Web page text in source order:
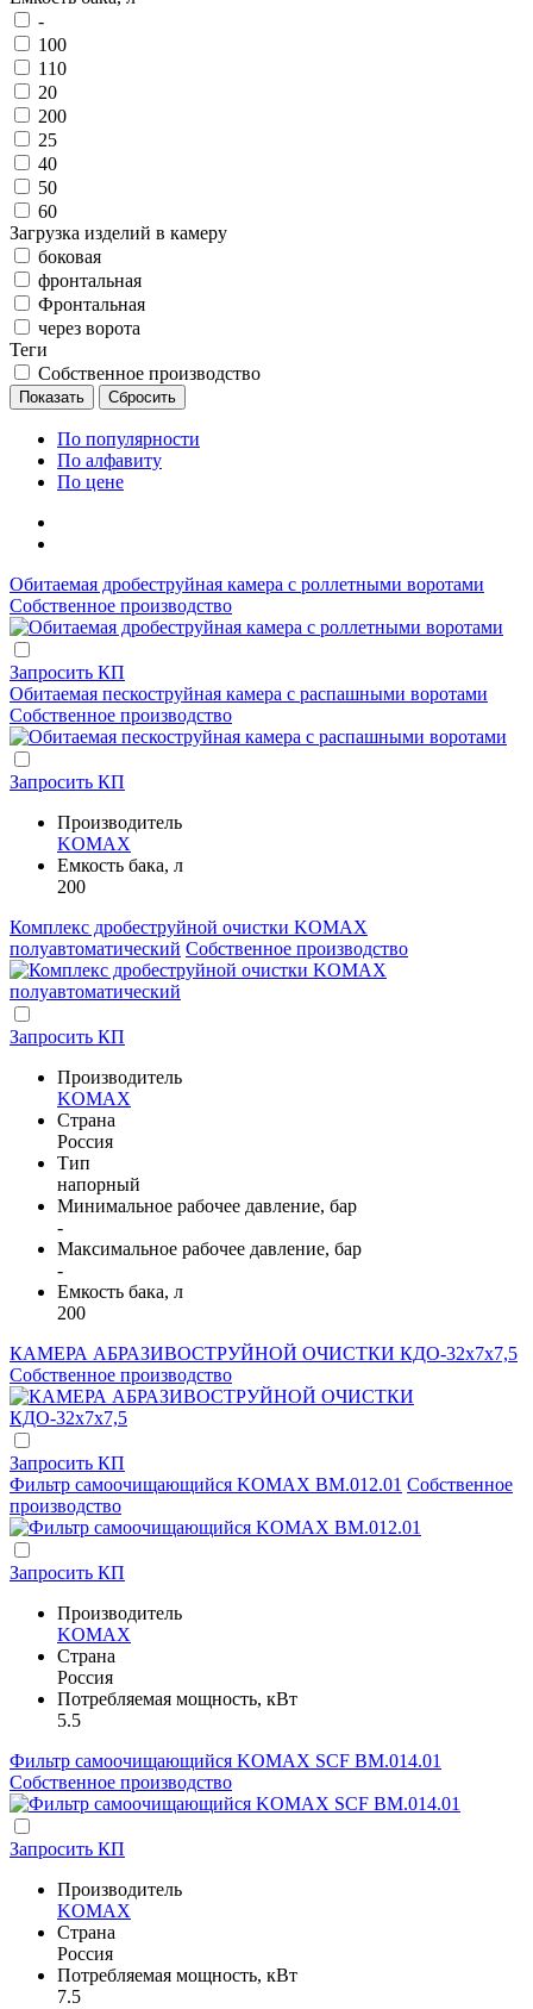
-
100
110
20
200
25
40
50
60
Загрузка изделий в камеру
боковая
фронтальная
Фронтальная
через ворота
Теги
Собственное производство
По популярности
По алфавиту
По цене
Обитаемая дробеструйная камера с роллетными воротами
Собственное производство
Запросить КП
Обитаемая пескоструйная камера с распашными воротами
Собственное производство
Запросить КП
Производитель
KOMAX
Емкость бака, л
200
Комплекс дробеструйной очистки KOMAX
полуавтоматический Собственное производство
Запросить КП
Производитель
KOMAX
Страна
Россия
Тип
напорный
Минимальное рабочее давление, бар
-
Максимальное рабочее давление, бар
-
Емкость бака, л
200
КАМЕРА АБРАЗИВОСТРУЙНОЙ ОЧИСТКИ КДО-32х7х7,5
Собственное производство
Запросить КП
Фильтр самоочищающийся KOMAX BM.012.01 Собственное
производство
Запросить КП
Производитель
KOMAX
Страна
Россия
Потребляемая мощность, кВт
5.5
Фильтр самоочищающийся KOMAX SCF BM.014.01
Собственное производство
Запросить КП
Производитель
KOMAX
Страна
Россия
Потребляемая мощность, кВт
7.5